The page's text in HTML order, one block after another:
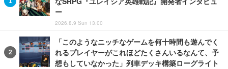
ー
2026.8.9 Sun 13:00
「このようなニッチなゲームを何十時間も遊んでく
れるプレイヤーがこれほどたくさんいるなんて、予
想もしていなかった」列車デッキ構築ローグライト